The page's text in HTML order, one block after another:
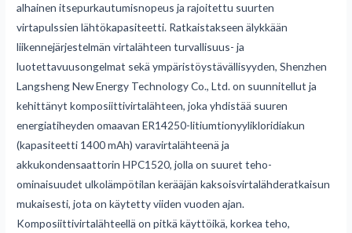
alhainen itsepurkautumisnopeus ja rajoitettu suurten
virtapulssien lähtökapasiteetti. Ratkaistakseen älykkään
liikennejärjestelmän virtalähteen turvallisuus- ja
luotettavuusongelmat sekä ympäristöystävällisyyden, Shenzhen
Langsheng New Energy Technology Co., Ltd. on suunnitellut ja
kehittänyt komposiittivirtalähteen, joka yhdistää suuren
energiatiheyden omaavan ER14250-litiumtionyylikloridiakun
(kapasiteetti 1400 mAh) varavirtalähteenä ja
akkukondensaattorin HPC1520, jolla on suuret teho-
ominaisuudet ulkolämpötilan kerääjän kaksoisvirtalähderatkaisun
mukaisesti, jota on käytetty viiden vuoden ajan.
Komposiittivirtalähteellä on pitkä käyttöikä, korkea teho,